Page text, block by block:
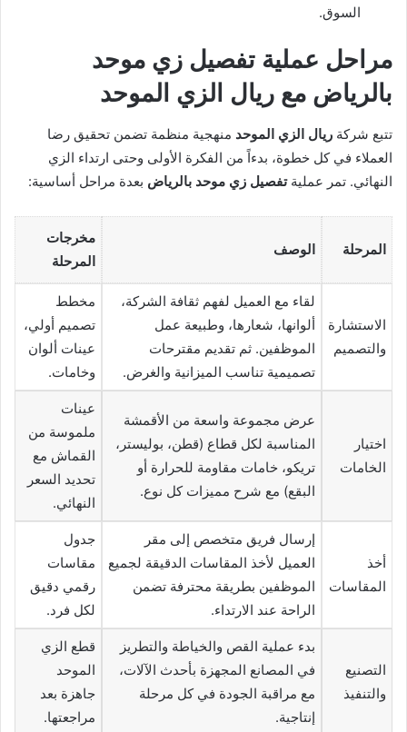
السوق.
مراحل عملية تفصيل زي موحد
بالرياض مع ريال الزي الموحد
تتبع شركة ريال الزي الموحد منهجية منظمة تضمن تحقيق رضا
العملاء في كل خطوة، بدءاً من الفكرة الأولى وحتى ارتداء الزي
النهائي. تمر عمليةتفصيل زي موحد بالرياض بعدة مراحل أساسية:
المرحلة الوصف
مخرجات
المرحلة
الاستشارة
والتصميم
لقاء مع العميل لفهم ثقافة الشركة،
ألوانها، شعارها، وطبيعة عمل
الموظفين. ثم تقديم مقترحات
تصميمية تناسب الميزانية والغرض.
مخطط
تصميم أولي،
عينات ألوان
وخامات.
اختيار
الخامات
عرض مجموعة واسعة من الأقمشة
المناسبة لكل قطاع (قطن، بوليستر،
تريكو، خامات مقاومة للحرارة أو
البقع) مع شرح مميزات كل نوع.
عينات
ملموسة من
القماش مع
تحديد السعر
النهائي.
أخذ
المقاسات
إرسال فريق متخصص إلى مقر
العميل لأخذ المقاسات الدقيقة لجميع
الموظفين بطريقة محترفة تضمن
الراحة عند الارتداء.
جدول
مقاسات
رقمي دقيق
لكل فرد.
التصنيع
والتنفيذ
بدء عملية القص والخياطة والتطريز
في المصانع المجهزة بأحدث الآلات،
مع مراقبة الجودة في كل مرحلة
إنتاجية.
قطع الزي
الموحد
جاهزة بعد
مراجعتها.